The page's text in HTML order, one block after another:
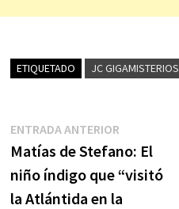
ETIQUETADO JC GIGAMISTERIOS
Navegación
de
entradas
ENTRADA ANTERIOREntrada
anterior:
Matías de Stefano: El
niño índigo que “visitó
la Atlántida en la